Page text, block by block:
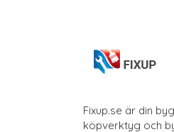
Fixup.se är din
köpverktyg och